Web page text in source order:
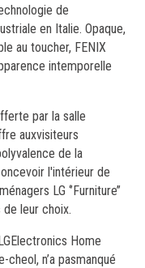
de
en Italie. Opaque,
au toucher, FENIX
intemporelle
par la salle
auxvisiteurs
de la
l'intérieur de
LG ‘’Furniture’’
leur choix.
Home
n’a pasmanqué